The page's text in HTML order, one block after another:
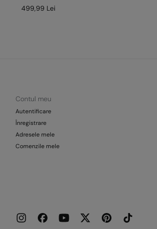
499,99 Lei
Contul meu
Autentificare
Înregistrare
Adresele mele
Comenzile mele